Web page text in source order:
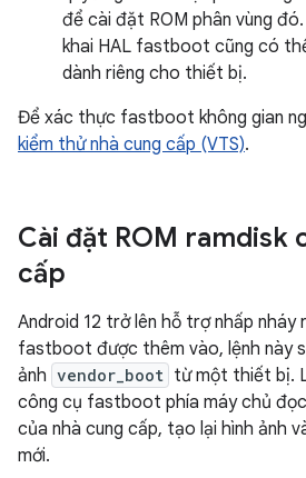
để cài đặt ROM phân vùng
khai HAL fastboot cũng có
dành riêng cho thiết bị.
Để xác thực fastboot không gian
kiểm thử nhà cung cấp (VTS).
Cài đặt ROM ramdisk
cấp
Android 12 trở lên hỗ trợ nhấp nháy
fastboot được thêm vào, lệnh này
ảnh vendor_boot từ một thiết bị.
công cụ fastboot phía máy chủ
của nhà cung cấp, tạo lại hình ảnh
mới.